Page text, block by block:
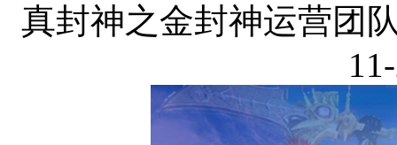
真封神之金封神运营团